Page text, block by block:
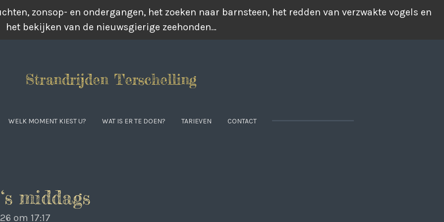
zonsop- en ondergangen, het zoeken naar barnsteen, het redden van verzwakte vogels en
het bekijken van de nieuwsgierige zeehonden…
Strandrijden Terschelling
WELK MOMENT KIEST U? WAT IS ER TE DOEN? TARIEVEN CONTACT
middags
om 17:17